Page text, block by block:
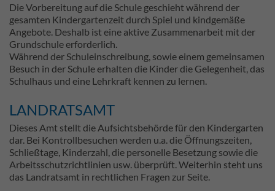
Die Vorbereitung auf die Schule geschieht während der
gesamten Kindergartenzeit durch Spiel und kindgemäße
Angebote. Deshalb ist eine aktive Zusammenarbeit mit der
Grundschule erforderlich.
Während der Schuleinschreibung, sowie einem gemeinsamen
Besuch in der Schule erhalten die Kinder die Gelegenheit, das
Schulhaus und eine Lehrkraft kennen zu lernen.
LANDRATSAMT
Dieses Amt stellt die Aufsichtsbehörde für den Kindergarten
dar. Bei Kontrollbesuchen werden u.a. die Öffnungszeiten,
Schließtage, Kinderzahl, die personelle Besetzung sowie die
Arbeitsschutzrichtlinien usw. überprüft. Weiterhin steht uns
das Landratsamt in rechtlichen Fragen zur Seite.